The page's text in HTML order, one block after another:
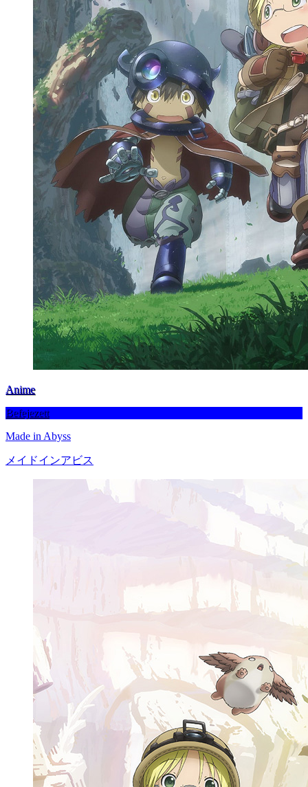
Anime
Befejezett
Made in Abyss
メイドインアビス